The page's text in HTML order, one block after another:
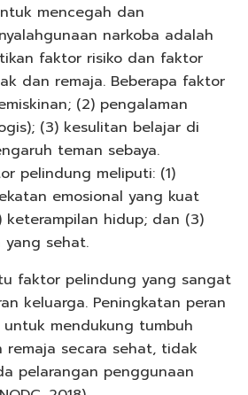
mencegah dan
narkoba adalah
faktor risiko dan faktor
dan remaja. Beberapa faktor
(2) pengalaman
(3) kesulitan belajar di
teman sebaya.
pelindung meliputi: (1)
emosional yang kuat
keterampilan hidup; dan (3)
yang sehat.
faktor pelindung yang sangat
keluarga. Peningkatan peran
mendukung tumbuh
remaja secara sehat, tidak
pelarangan penggunaan